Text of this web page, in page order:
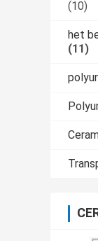
(10)
het
(11)